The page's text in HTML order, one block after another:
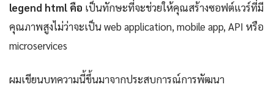
legend html คือ เป็นทักษะที่จะช่วยให้คุณสร้างซอฟต์แวร์ที่มี
คุณภาพสูงไม่ว่าจะเป็น web application, mobile app, API หรือ
microservices
ผมเขียนบทความนี้ขึ้นมาจากประสบการณ์การพัฒนา